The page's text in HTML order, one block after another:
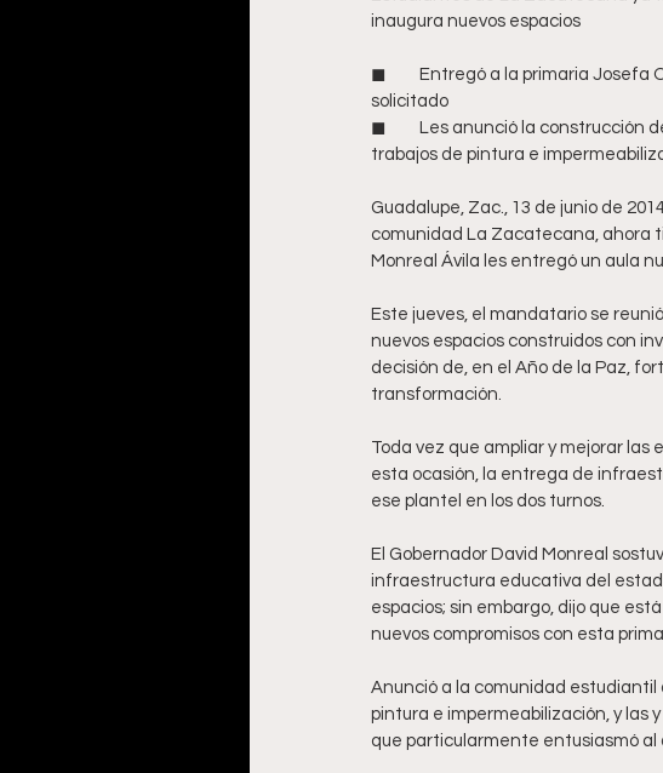
inaugura nuevos espacios
◼	Entregó a la primaria Josefa Ortiz de Domínguez un aula y el cerco perimetral que desde años habían
solicitado
◼	Les anunció la construcción de un módulo de baños y una cancha de futbol de pasto sintético, así como
trabajos de pintura e
Guadalupe, Zac., 13 de junio de
comunidad La Zacatecana, ahora
Monreal Ávila les entregó un aula
Este jueves, el mandatario se
nuevos espacios construidos con
decisión de, en el Año de la Paz,
transformación.
Toda vez que ampliar y mejorar
esta ocasión, la entrega de
ese plantel en los dos turnos.
El Gobernador David Monreal
infraestructura educativa del
espacios; sin embargo, dijo que
nuevos compromisos con esta
Anunció a la comunidad estudiantil
pintura e impermeabilización, y las
que particularmente entusiasmó al